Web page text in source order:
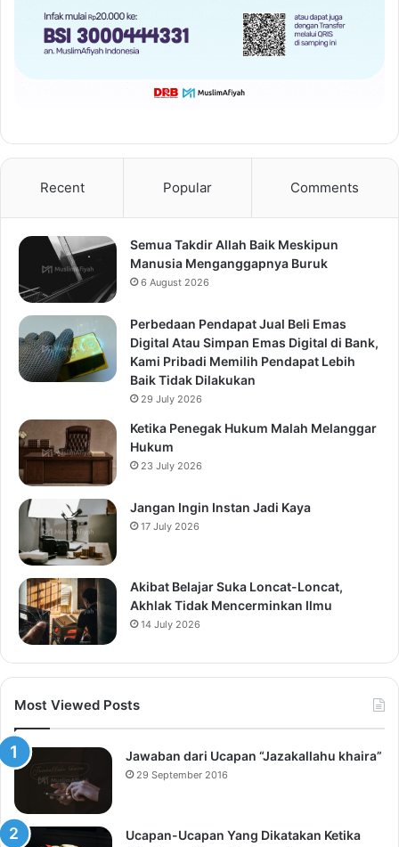
Recent Popular Comments
Semua Takdir Allah Baik Meskipun
Manusia Menganggapnya Buruk
6 August 2026
Perbedaan Pendapat Jual Beli Emas
Digital Atau Simpan Emas Digital di Bank,
Kami Pribadi Memilih Pendapat Lebih
Baik Tidak Dilakukan
29 July 2026
Ketika Penegak Hukum Malah Melanggar
Hukum
23 July 2026
Jangan Ingin Instan Jadi Kaya
17 July 2026
Akibat Belajar Suka Loncat-Loncat,
Akhlak Tidak Mencerminkan Ilmu
14 July 2026
Most Viewed Posts
Jawaban dari Ucapan “Jazakallahu khaira”
29 September 2016
Ucapan-Ucapan Yang Dikatakan Ketika